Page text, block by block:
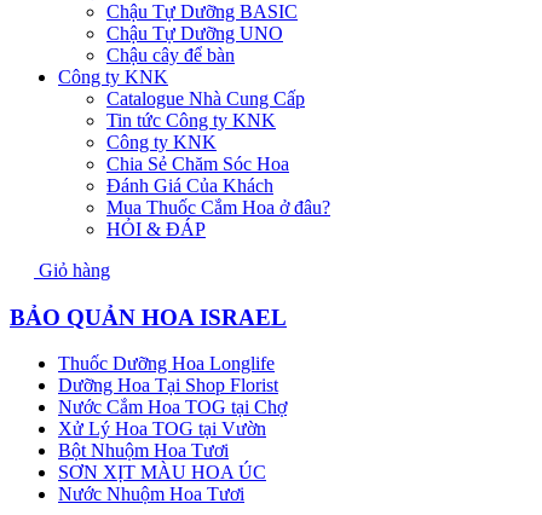
Chậu Tự Dưỡng BASIC
Chậu Tự Dưỡng UNO
Chậu cây để bàn
Công ty KNK
Catalogue Nhà Cung Cấp
Tin tức Công ty KNK
Công ty KNK
Chia Sẻ Chăm Sóc Hoa
Đánh Giá Của Khách
Mua Thuốc Cắm Hoa ở đâu?
HỎI & ĐÁP
Giỏ hàng
BẢO QUẢN HOA ISRAEL
Thuốc Dưỡng Hoa Longlife
Dưỡng Hoa Tại Shop Florist
Nước Cắm Hoa TOG tại Chợ
Xử Lý Hoa TOG tại Vườn
Bột Nhuộm Hoa Tươi
SƠN XỊT MÀU HOA ÚC
Nước Nhuộm Hoa Tươi